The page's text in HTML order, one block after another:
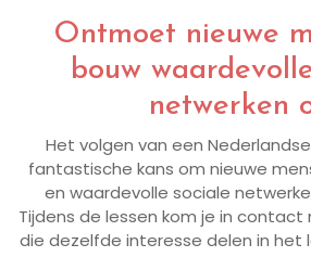
Ontmoet nieuwe
bouw
netwerken
Het volgen van een
fantastische kans om nieuwe
en waardevolle sociale
Tijdens de lessen kom je in
die dezelfde interesse delen in het